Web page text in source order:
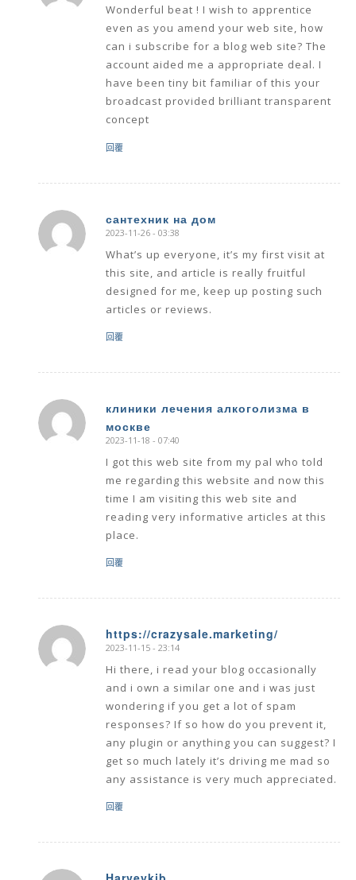
Wonderful beat ! I wish to apprentice
even as you amend your web site, how
can i subscribe for a blog web site? The
account aided me a appropriate deal. I
have been tiny bit familiar of this your
broadcast provided brilliant transparent
concept
回覆
сантехник на дом
says:
2023-11-26 - 03:38
What’s up everyone, it’s my first visit at
this site, and article is really fruitful
designed for me, keep up posting such
articles or reviews.
回覆
клиники лечения алкоголизма в
москве
says:
2023-11-18 - 07:40
I got this web site from my pal who told
me regarding this website and now this
time I am visiting this web site and
reading very informative articles at this
place.
回覆
https://crazysale.marketing/
says:
2023-11-15 - 23:14
Hi there, i read your blog occasionally
and i own a similar one and i was just
wondering if you get a lot of spam
responses? If so how do you prevent it,
any plugin or anything you can suggest? I
get so much lately it’s driving me mad so
any assistance is very much appreciated.
回覆